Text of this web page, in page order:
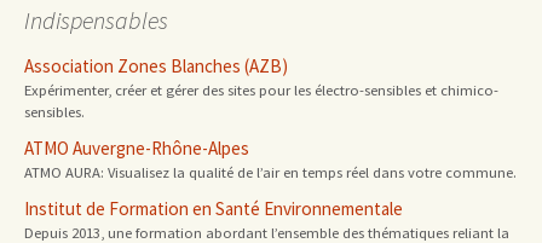
Indispensables
Association Zones Blanches (AZB)
Expérimenter, créer et gérer des sites pour les électro-sensibles et chimico-
sensibles.
ATMO Auvergne-Rhône-Alpes
ATMO AURA: Visualisez la qualité de l’air en temps réel dans votre commune.
Institut de Formation en Santé Environnementale
Depuis 2013, une formation abordant l’ensemble des thématiques reliant la